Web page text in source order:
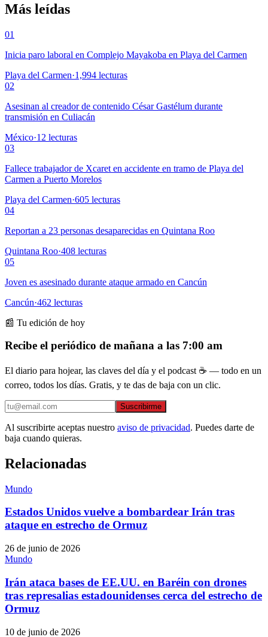
Más leídas
01
Inicia paro laboral en Complejo Mayakoba en Playa del Carmen
Playa del Carmen·1,994 lecturas
02
Asesinan al creador de contenido César Gastélum durante
transmisión en Culiacán
México·12 lecturas
03
Fallece trabajador de Xcaret en accidente en tramo de Playa del
Carmen a Puerto Morelos
Playa del Carmen·605 lecturas
04
Reportan a 23 personas desaparecidas en Quintana Roo
Quintana Roo·408 lecturas
05
Joven es asesinado durante ataque armado en Cancún
Cancún·462 lecturas
📰 Tu edición de hoy
Recibe el periódico de mañana a las 7:00 am
El diario para hojear, las claves del día y el podcast ☕ — todo en un
correo, todos los días. Gratis, y te das de baja con un clic.
Suscribirme
Al suscribirte aceptas nuestro aviso de privacidad. Puedes darte de
baja cuando quieras.
Relacionadas
Mundo
Estados Unidos vuelve a bombardear Irán tras
ataque en estrecho de Ormuz
26 de junio de 2026
Mundo
Irán ataca bases de EE.UU. en Baréin con drones
tras represalias estadounidenses cerca del estrecho de
Ormuz
10 de junio de 2026